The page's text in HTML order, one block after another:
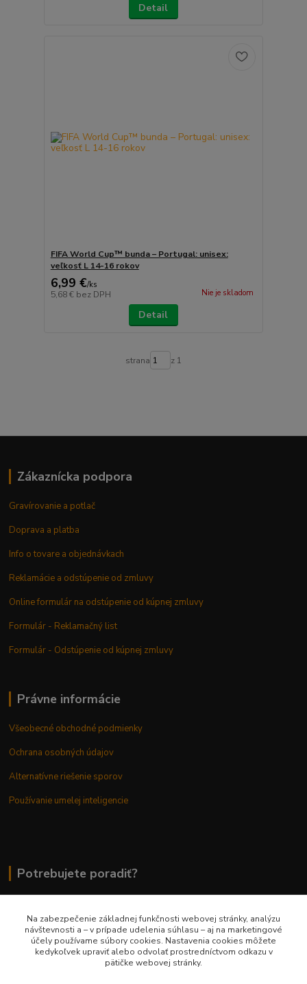
Detail
FIFA World Cup™ bunda – Portugal: unisex:
veľkosť L 14-16 rokov
6,99 €/ks
5,68 € bez DPH Nie je skladom
Detail
strana z 1
Zákaznícka podpora
Gravírovanie a potlač
Doprava a platba
Info o tovare a objednávkach
Reklamácie a odstúpenie od zmluvy
Online formulár na odstúpenie od kúpnej zmluvy
Formulár - Reklamačný list
Formulár - Odstúpenie od kúpnej zmluvy
Právne informácie
Všeobecné obchodné podmienky
Ochrana osobných údajov
Alternatívne riešenie sporov
Používanie umelej inteligencie
Potrebujete poradiť?
0948 236 042
info@margaretkashop.sk
Na zabezpečenie základnej funkčnosti webovej stránky, analýzu
návštevnosti a – v prípade udelenia súhlasu – aj na marketingové
účely používame súbory cookies. Nastavenia cookies môžete
kedykoľvek upraviť alebo odvolať prostredníctvom odkazu v
pätičke webovej stránky.